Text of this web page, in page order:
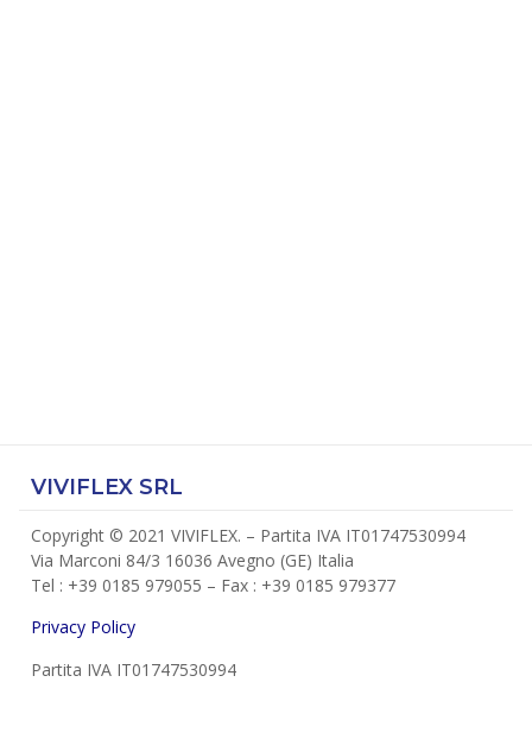
VIVIFLEX SRL
Copyright © 2021 VIVIFLEX. – Partita IVA IT01747530994
Via Marconi 84/3 16036 Avegno (GE) Italia
Tel : +39 0185 979055 – Fax : +39 0185 979377
Privacy Policy
Partita IVA IT01747530994